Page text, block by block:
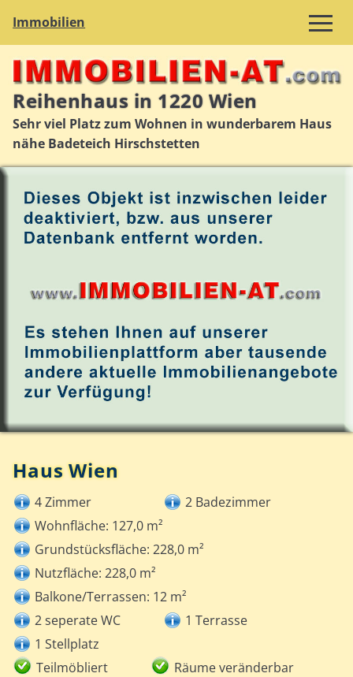
Immobilien
Reihenhaus in 1220 Wien
Sehr viel Platz zum Wohnen in wunderbarem Haus
nähe Badeteich Hirschstetten
Haus Wien
4 Zimmer
2 Badezimmer
Wohnfläche: 127,0 m²
Grundstücksfläche: 228,0 m²
Nutzfläche: 228,0 m²
Balkone/Terrassen: 12 m²
2 seperate WC
1 Terrasse
1 Stellplatz
Teilmöbliert
Räume veränderbar